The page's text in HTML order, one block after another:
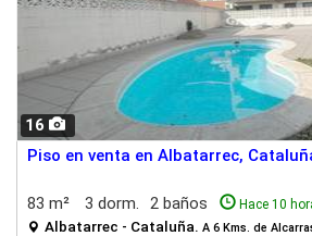
16
Piso en venta en Albatarrec,
83 m² 3 dorm. 2 baños Hace 10
Albatarrec - Cataluña. A 6 Kms. de